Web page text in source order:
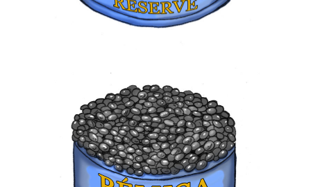
BÉLUGA ROYAL
230,00€